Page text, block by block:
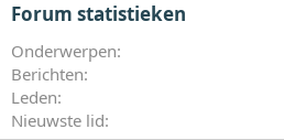
Forum statistieken
Onderwerpen
Berichten
Leden
Nieuwste lid